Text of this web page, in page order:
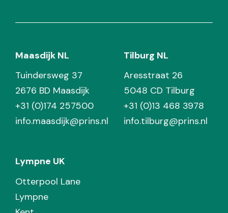
Maasdijk NL
Tuindersweg 37
2676 BD Maasdijk
+31 (0)174 257500
info.maasdijk@prins.nl
Tilburg NL
Aresstraat 26
5048 CD Tilburg
+31 (0)13 468 3978
info.tilburg@prins.nl
Lympne UK
Otterpool Lane
Lympne